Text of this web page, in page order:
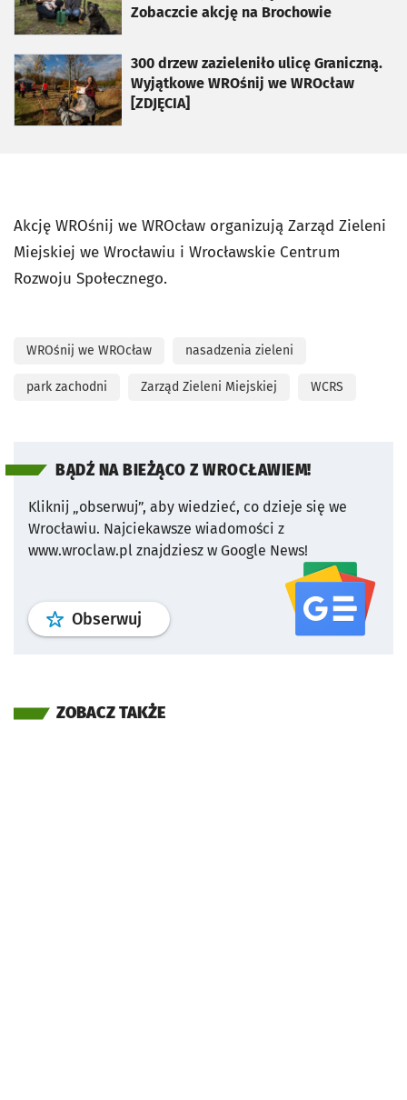
Zobaczcie akcję na Brochowie
300 drzew zazieleniło ulicę Graniczną.
Wyjątkowe WROśnij we WROcław
[ZDJĘCIA]
otworzy się w nowej karcie
Akcję WROśnij we WROcław organizują Zarząd Zieleni
Miejskiej we Wrocławiu i Wrocławskie Centrum
Rozwoju Społecznego.
WROśnij we WROcław nasadzenia zieleni
park zachodni Zarząd Zieleni Miejskiej WCRS
BĄDŹ NA BIEŻĄCO Z WROCŁAWIEM!
Kliknij „obserwuj”, aby wiedzieć, co dzieje się we
Wrocławiu. Najciekawsze wiadomości z
www.wroclaw.pl znajdziesz w Google News!
Obserwuj profil serwisu
ZOBACZ TAKŻE